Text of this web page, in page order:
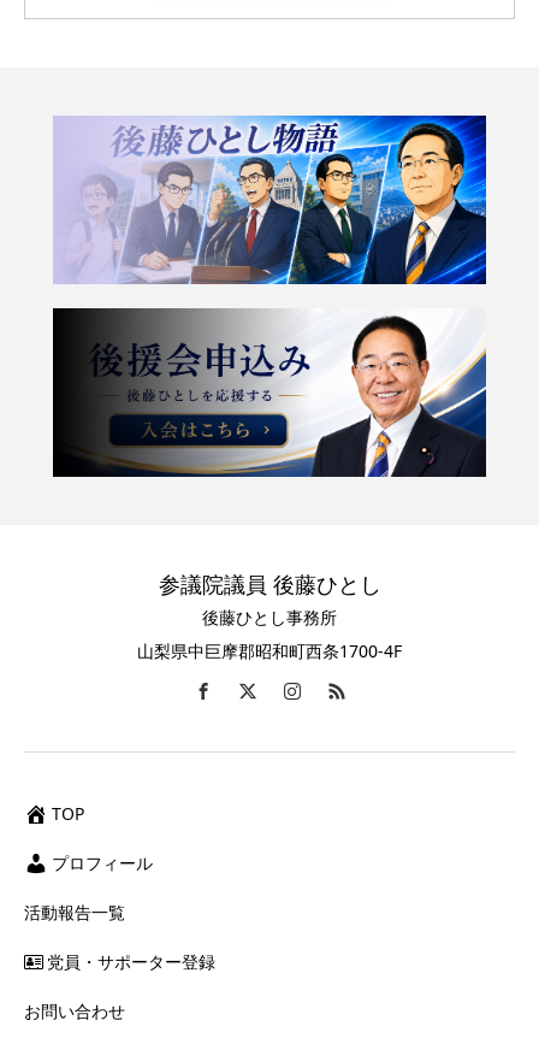
参議院議員 後藤ひとし
後藤ひとし事務所
山梨県中巨摩郡昭和町西条1700-4F
TOP
プロフィール
活動報告一覧
党員・サポーター登録
お問い合わせ